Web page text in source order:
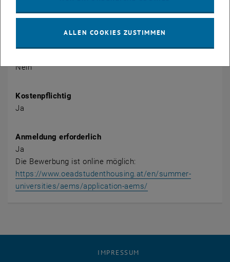
https://www.oeadstudenthousing.at/en/summer-
Nein
Kostenpflichtig
Ja
Anmeldung erforderlich
Ja
Die Bewerbung ist online möglich:
https://www.oeadstudenthousing.at/en/summer-
universities/aems/application-aems/, öffnet eine externe
IMPRESSUM
ALLEN COOKIES ZUSTIMMEN